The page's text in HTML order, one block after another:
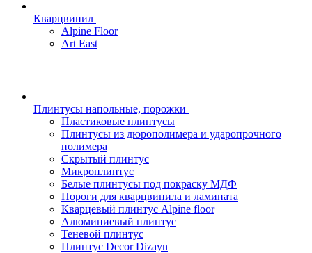
Кварцвинил
Alpine Floor
Art East
Плинтусы напольные, порожки
Пластиковые плинтусы
Плинтусы из дюрополимера и ударопрочного
полимера
Скрытый плинтус
Микроплинтус
Белые плинтусы под покраску МДФ
Пороги для кварцвинила и ламината
Кварцевый плинтус Alpine floor
Алюминиевый плинтус
Теневой плинтус
Плинтус Decor Dizayn